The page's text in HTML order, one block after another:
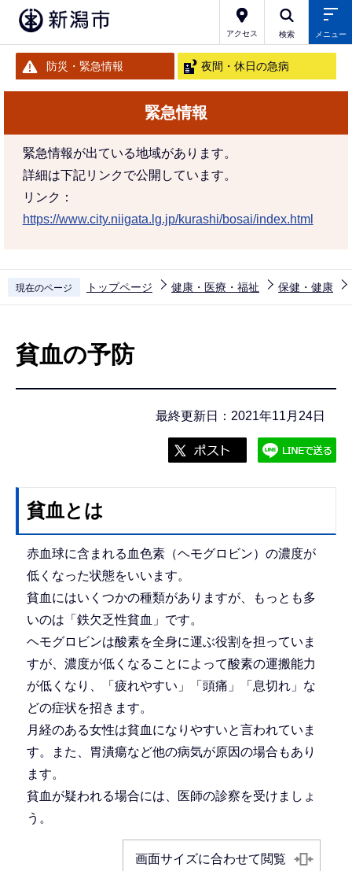
アクセス 検索 メニュー
防災・緊急情報 夜間・休日の急病
緊急情報
緊急情報が出ている地域があります。
詳細は下記リンクで公開しています。
リンク：
https://www.city.niigata.lg.jp/kurashi/bosai/index.html
現在のページ トップページ 健康・医療・福祉 保健・健康
貧血の予防
最終更新日：2021年11月24日
貧血とは
赤血球に含まれる血色素（ヘモグロビン）の濃度が
低くなった状態をいいます。
貧血にはいくつかの種類がありますが、もっとも多
いのは「鉄欠乏性貧血」です。
ヘモグロビンは酸素を全身に運ぶ役割を担っていま
すが、濃度が低くなることによって酸素の運搬能力
が低くなり、「疲れやすい」「頭痛」「息切れ」な
どの症状を招きます。
月経のある女性は貧血になりやすいと言われていま
す。また、胃潰瘍など他の病気が原因の場合もあり
ます。
貧血が疑われる場合には、医師の診察を受けましょ
う。
画面サイズに合わせて閲覧